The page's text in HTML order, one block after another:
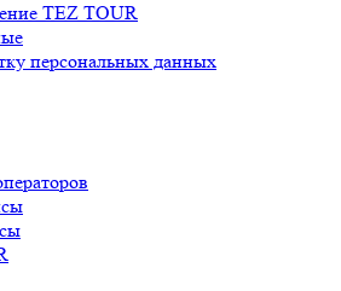
TEZ TOUR
персональных данных